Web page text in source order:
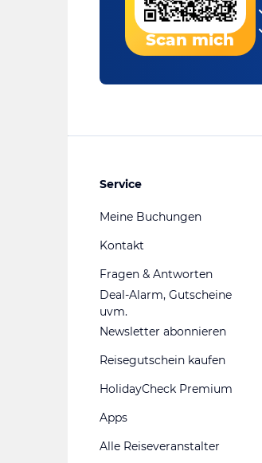
Scan mich
Service
Meine Buchungen
Kontakt
Fragen & Antworten
Deal-Alarm, Gutscheine
uvm.
Newsletter abonnieren
Reisegutschein kaufen
HolidayCheck Premium
Apps
Alle Reiseveranstalter